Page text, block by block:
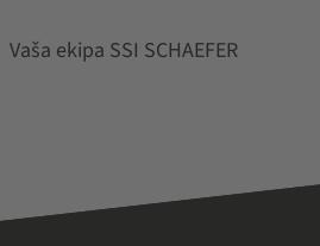
Vaša ekipa SSI SCHAEFER